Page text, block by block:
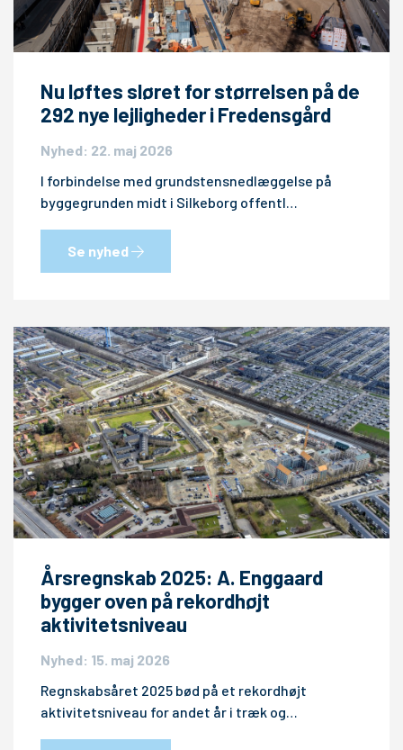
Nu løftes sløret for størrelsen på de
292 nye lejligheder i Fredensgård
Nyhed: 22. maj 2026
I forbindelse med grundstensnedlæggelse på
byggegrunden midt i Silkeborg offentl…
Se nyhed
Årsregnskab 2025: A. Enggaard
bygger oven på rekordhøjt
aktivitetsniveau
Nyhed: 15. maj 2026
Regnskabsåret 2025 bød på et rekordhøjt
aktivitetsniveau for andet år i træk og…